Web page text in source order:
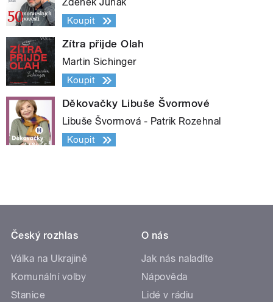
Koupit
Zítra přijde Olah
Martin Sichinger
Koupit
Děkovačky Libuše Švormové
Libuše Švormová - Patrik Rozehnal
Koupit
Český rozhlas
Válka na Ukrajině
Komunální volby
Stanice
O nás
Jak nás naladíte
Nápověda
Lidé v rádiu